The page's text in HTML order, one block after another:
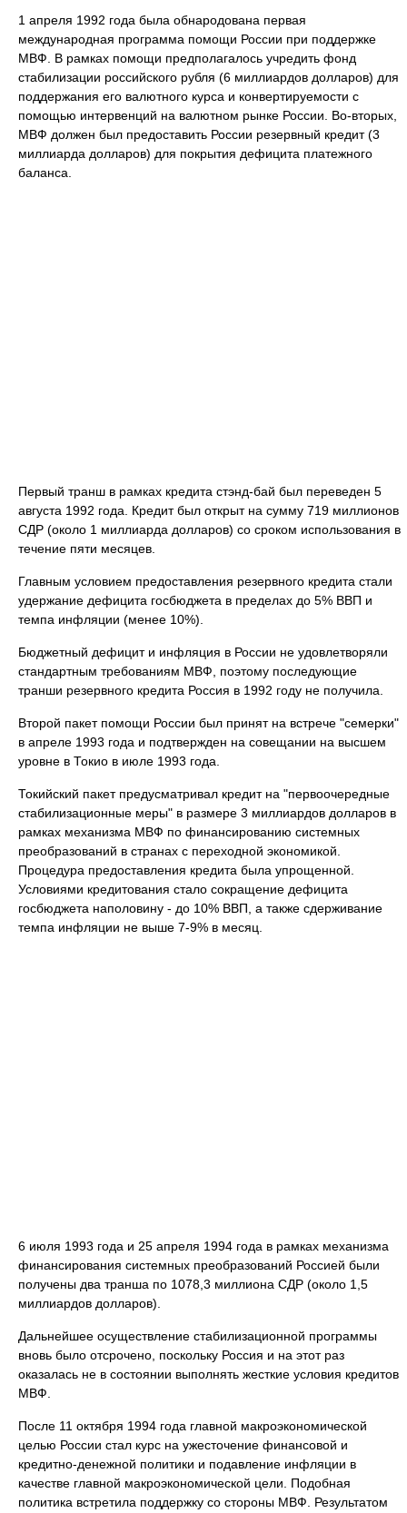
1 апреля 1992 года была обнародована первая
международная программа помощи России при поддержке
МВФ. В рамках помощи предполагалось учредить фонд
стабилизации российского рубля (6 миллиардов долларов) для
поддержания его валютного курса и конвертируемости с
помощью интервенций на валютном рынке России. Во-вторых,
МВФ должен был предоставить России резервный кредит (3
миллиарда долларов) для покрытия дефицита платежного
баланса.
Первый транш в рамках кредита стэнд-бай был переведен 5
августа 1992 года. Кредит был открыт на сумму 719 миллионов
СДР (около 1 миллиарда долларов) со сроком использования в
течение пяти месяцев.
Главным условием предоставления резервного кредита стали
удержание дефицита госбюджета в пределах до 5% ВВП и
темпа инфляции (менее 10%).
Бюджетный дефицит и инфляция в России не удовлетворяли
стандартным требованиям МВФ, поэтому последующие
транши резервного кредита Россия в 1992 году не получила.
Второй пакет помощи России был принят на встрече "семерки"
в апреле 1993 года и подтвержден на совещании на высшем
уровне в Токио в июле 1993 года.
Токийский пакет предусматривал кредит на "первоочередные
стабилизационные меры" в размере 3 миллиардов долларов в
рамках механизма МВФ по финансированию системных
преобразований в странах с переходной экономикой.
Процедура предоставления кредита была упрощенной.
Условиями кредитования стало сокращение дефицита
госбюджета наполовину - до 10% ВВП, а также сдерживание
темпа инфляции не выше 7-9% в месяц.
6 июля 1993 года и 25 апреля 1994 года в рамках механизма
финансирования системных преобразований Россией были
получены два транша по 1078,3 миллиона СДР (около 1,5
миллиардов долларов).
Дальнейшее осуществление стабилизационной программы
вновь было отсрочено, поскольку Россия и на этот раз
оказалась не в состоянии выполнять жесткие условия кредитов
МВФ.
После 11 октября 1994 года главной макроэкономической
целью России стал курс на ужесточение финансовой и
кредитно-денежной политики и подавление инфляции в
качестве главной макроэкономической цели. Подобная
политика встретила поддержку со стороны МВФ. Результатом